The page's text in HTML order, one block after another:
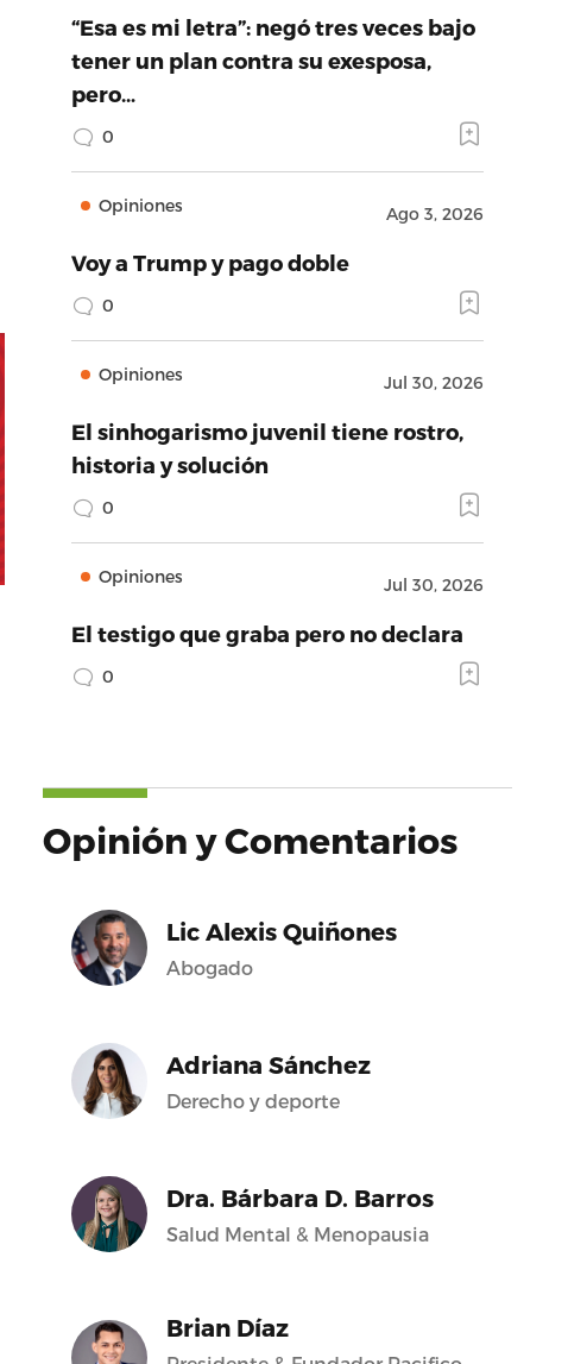
“Esa es mi letra”: negó tres veces bajo
tener un plan contra su exesposa,
pero…
0
Opiniones Ago 3, 2026
Voy a Trump y pago doble
0
Opiniones Jul 30, 2026
El sinhogarismo juvenil tiene rostro,
historia y solución
0
Opiniones Jul 30, 2026
El testigo que graba pero no declara
0
Opinión y Comentarios
Lic Alexis Quiñones
Abogado
Adriana Sánchez
Derecho y deporte
Dra. Bárbara D. Barros
Salud Mental & Menopausia
Brian Díaz